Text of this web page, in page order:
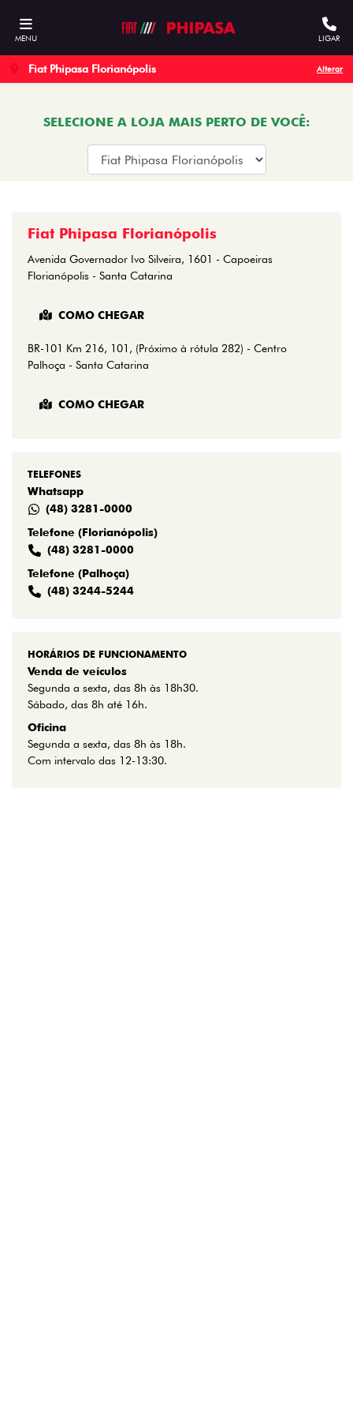
MENU LIGAR
Fiat Phipasa Florianópolis Alterar
SELECIONE A LOJA MAIS PERTO DE VOCÊ:
Fiat Phipasa Florianópolis
Avenida Governador Ivo Silveira, 1601 - Capoeiras
Florianópolis - Santa Catarina
COMO CHEGAR
BR-101 Km 216, 101, (Próximo à rótula 282) - Centro
Palhoça - Santa Catarina
COMO CHEGAR
TELEFONES
Whatsapp
(48) 3281-0000
Telefone (Florianópolis)
(48) 3281-0000
Telefone (Palhoça)
(48) 3244-5244
HORÁRIOS DE FUNCIONAMENTO
Venda de veículos
Segunda a sexta, das 8h às 18h30.
Sábado, das 8h até 16h.
Oficina
Segunda a sexta, das 8h às 18h.
Com intervalo das 12-13:30.